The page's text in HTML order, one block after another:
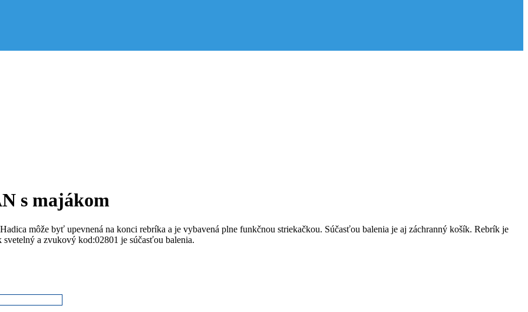
s majákom
môže byť upevnená na konci rebríka a je vybavená plne funkčnou striekačkou. Súčasťou balenia je aj záchranný košík. Rebrík je
a zvukový kod:02801 je súčasťou balenia.